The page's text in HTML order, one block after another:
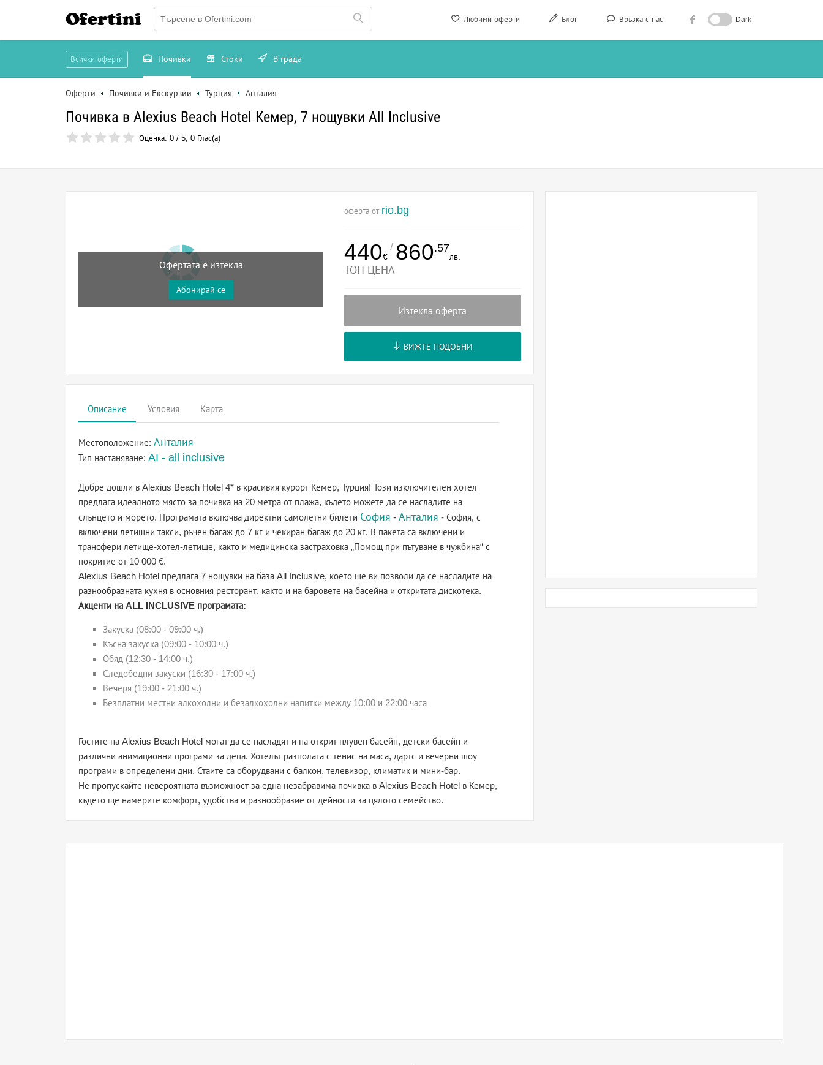
Любими оферти Блог Връзка с нас Dark
Ofertini
Всички оферти Почивки Стоки В града
Оферти Почивки и Екскурзии Турция Анталия
Почивка в Alexius Beach Hotel Кемер, 7 нощувки All Inclusive
Оценка: 0 / 5, 0 Глас(а)
Офертата е изтекла
Абонирай се
оферта от rio.bg
440€
/ 860.57
лв.
ТОП ЦЕНА
Изтекла оферта
ВИЖТЕ ПОДОБНИ
Описание Условия Карта
Местоположение: Анталия
Тип настаняване: AI - all inclusive
Добре дошли в Alexius Beach Hotel 4* в красивия курорт Кемер, Турция! Този изключителен хотел
предлага идеалното място за почивка на 20 метра от плажа, където можете да се насладите на
слънцето и морето. Програмата включва директни самолетни билети София - Анталия - София, с
включени летищни такси, ръчен багаж до 7 кг и чекиран багаж до 20 кг. В пакета са включени и
трансфери летище-хотел-летище, както и медицинска застраховка „Помощ при пътуване в чужбина“ с
покритие от 10 000 €.
Alexius Beach Hotel предлага 7 нощувки на база All Inclusive, което ще ви позволи да се насладите на
разнообразната кухня в основния ресторант, както и на баровете на басейна и откритата дискотека.
Акценти на ALL INCLUSIVE програмата:
Закуска (08:00 - 09:00 ч.)
Късна закуска (09:00 - 10:00 ч.)
Обяд (12:30 - 14:00 ч.)
Следобедни закуски (16:30 - 17:00 ч.)
Вечеря (19:00 - 21:00 ч.)
Безплатни местни алкохолни и безалкохолни напитки между 10:00 и 22:00 часа
Гостите на Alexius Beach Hotel могат да се насладят и на открит плувен басейн, детски басейн и
различни анимационни програми за деца. Хотелът разполага с тенис на маса, дартс и вечерни шоу
програми в определени дни. Стаите са оборудвани с балкон, телевизор, климатик и мини-бар.
Не пропускайте невероятната възможност за една незабравима почивка в Alexius Beach Hotel в Кемер,
където ще намерите комфорт, удобства и разнообразие от дейности за цялото семейство.